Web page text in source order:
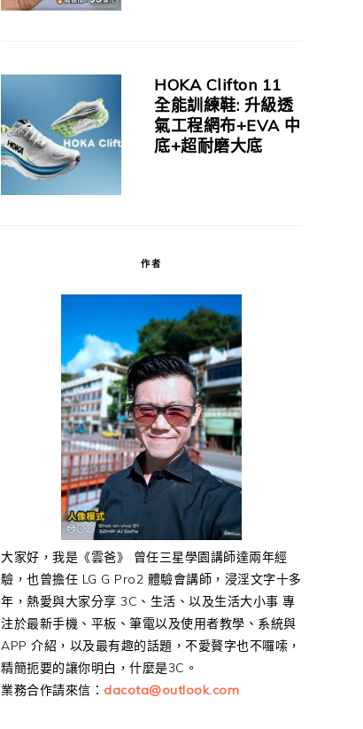
HOKA Clifton 11
全能訓練鞋: 升級透
氣工程網布+EVA 中
底+超耐磨大底
作者
大家好，我是《雲爸》 曾任三星學園講師達兩年經
驗，也曾擔任 LG G Pro2 體驗會講師，浸淫文字十多
年，熱愛與大家分享 3C、生活、以及生活大小事 專
注於最新手機、平板、筆電以及使用者教學、系統與
APP 介紹，以及最有趣的話題，不愛贅字也不囉嗦，
精簡扼要的讓你明白，什麼是3C。
業務合作請來信： dacota@outlook.com